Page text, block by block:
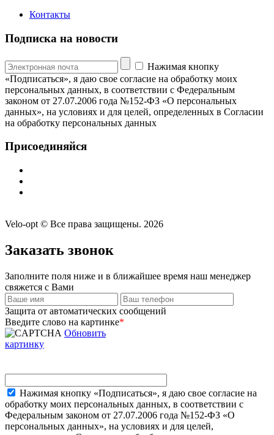
Контакты
Подписка на новости
Нажимая кнопку
«Подписаться», я даю свое согласие на обработку моих
персональных данных, в соответствии с Федеральным
законом от 27.07.2006 года №152-ФЗ «О персональных
данных», на условиях и для целей, определенных в Согласии
на обработку персональных данных
Присоединяйся
Velo-opt © Все права защищены. 2026
Заказать звонок
Заполните поля ниже и в ближайшее время наш менеджер
свяжется с Вами
Защита от автоматических сообщений
Введите слово на картинке*
Обновить
картинку
Нажимая кнопку «Подписаться», я даю свое согласие на
обработку моих персональных данных, в соответствии с
Федеральным законом от 27.07.2006 года №152-ФЗ «О
персональных данных», на условиях и для целей,